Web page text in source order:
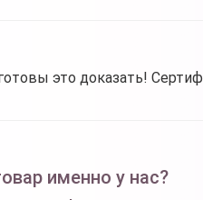
это доказать!
именно у нас?